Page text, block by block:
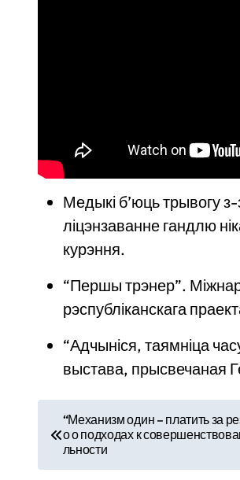
Медыкі б’юць трывогу
ліцэнзаванне гандлю
курэння.
“Першы трэнер”.
рэспубліканскага
“Адчыніся, таямніца
выстава, прысвечаная
“Механизм один – платить за
о о подходах к
льности